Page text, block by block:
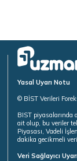
Yasal Uyarı Notu
© BİST Verileri
BIST
ait olup, bu veriler
Piyasası, Vadeli
dakika gecikmeli
Veri Sağlayıcı